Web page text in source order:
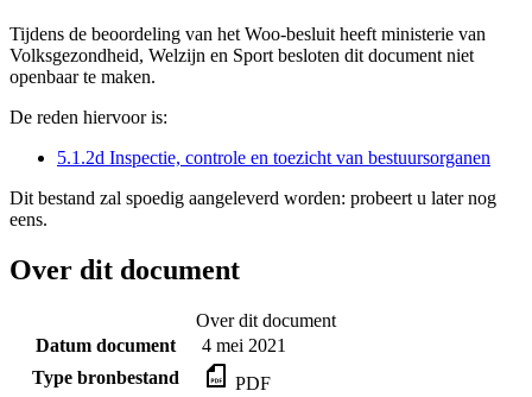
Tijdens de beoordeling van het Woo-besluit heeft ministerie van
Volksgezondheid, Welzijn en Sport besloten dit document niet
openbaar te maken.
De reden hiervoor is:
5.1.2d Inspectie, controle en toezicht van bestuursorganen
Dit bestand zal spoedig aangeleverd worden: probeert u later nog
eens.
Over dit document
Over dit document
Datum document
4 mei 2021
Type bronbestand
PDF